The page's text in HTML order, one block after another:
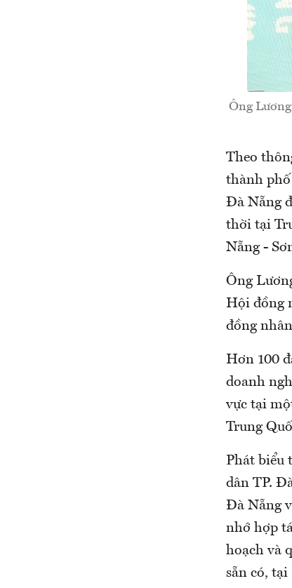
Ông
Theo
thành phố
Đà Nẵng
thời tại
Nẵng -
Ông
Hội đồng
đồng
Hơn 100
doanh
vực tại
Trung
Phát biểu
dân TP.
Đà Nẵng
nhớ hợp
hoạch và
sẵn có,